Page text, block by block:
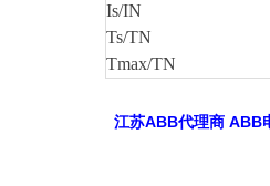
Is/IN
Ts/TN
Tmax/TN
江苏ABB代理商 ABB